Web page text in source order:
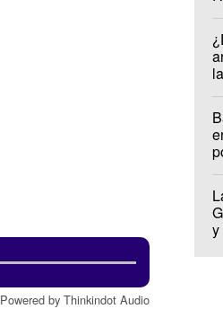
Powered by Thinkindot Audio
y